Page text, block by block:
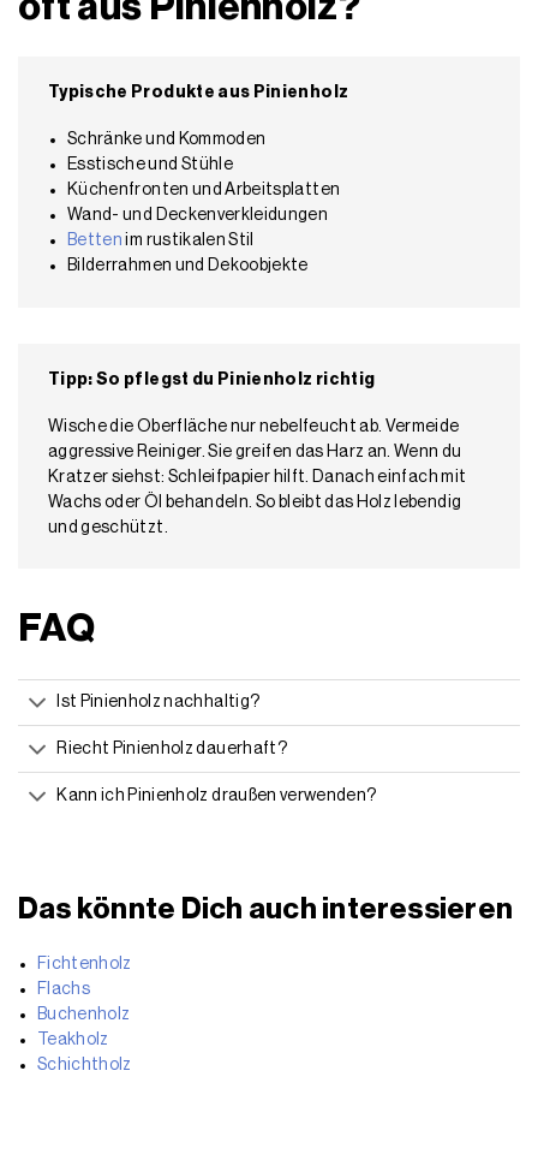
Typische Produkte aus Pinienholz
Schränke und Kommoden
Esstische und Stühle
Küchenfronten und Arbeitsplatten
Wand- und Deckenverkleidungen
Betten im rustikalen Stil
Bilderrahmen und Dekoobjekte
Tipp: So pflegst du Pinienholz richtig
Wische die Oberfläche nur nebelfeucht ab. Vermeide
aggressive Reiniger. Sie greifen das Harz an. Wenn du
Kratzer siehst: Schleifpapier hilft. Danach einfach mit
Wachs oder Öl behandeln. So bleibt das Holz lebendig
und geschützt.
FAQ
Ist Pinienholz nachhaltig?
Riecht Pinienholz dauerhaft?
Kann ich Pinienholz draußen verwenden?
Das könnte Dich auch interessieren
Fichtenholz
Flachs
Buchenholz
Teakholz
Schichtholz